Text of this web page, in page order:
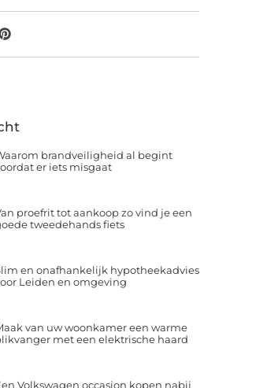
brandveiligheid al begint
er iets misgaat
proefrit tot aankoop zo vind je een
tweedehands fiets
en onafhankelijk hypotheekadvies
Leiden en omgeving
van uw woonkamer een warme
met een elektrische haard
Volkswagen occasion kopen nabij